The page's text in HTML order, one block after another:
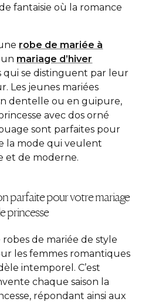
fantaisie où la romance
robe de mariée à
mariage d’hiver
se distinguent par leur
Les jeunes mariées
dentelle ou en guipure,
avec dos orné
sont parfaites pour
la mode qui veulent
et de moderne.
parfaite pour votre mariage
princesse
de mariée de style
les femmes romantiques
intemporel. C’est
chaque saison la
répondant ainsi aux